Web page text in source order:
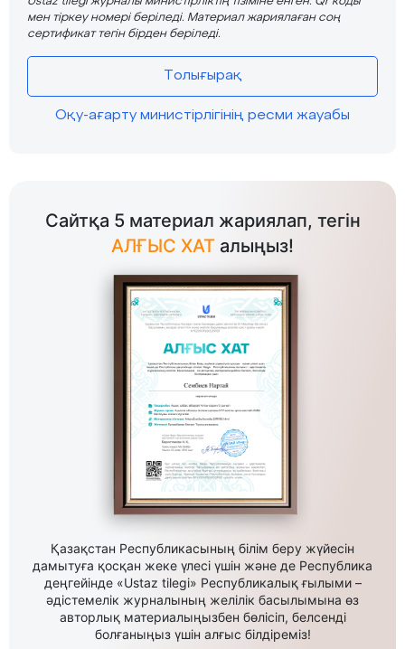
мен тіркеу номері беріледі. Материал жариялаған соң
сертификат тегін бірден беріледі.
Толығырақ
Оқу-ағарту министірлігінің ресми жауабы
Сайтқа 5 материал жариялап, тегін
АЛҒЫС ХАТ алыңыз!
Қазақстан Республикасының білім беру жүйесін
дамытуға қосқан жеке үлесі үшін және де Республика
деңгейінде «Ustaz tilegi» Республикалық ғылыми –
әдістемелік журналының желілік басылымына өз
авторлық материалыңызбен бөлісіп, белсенді
болғаныңыз үшін алғыс білдіреміз!